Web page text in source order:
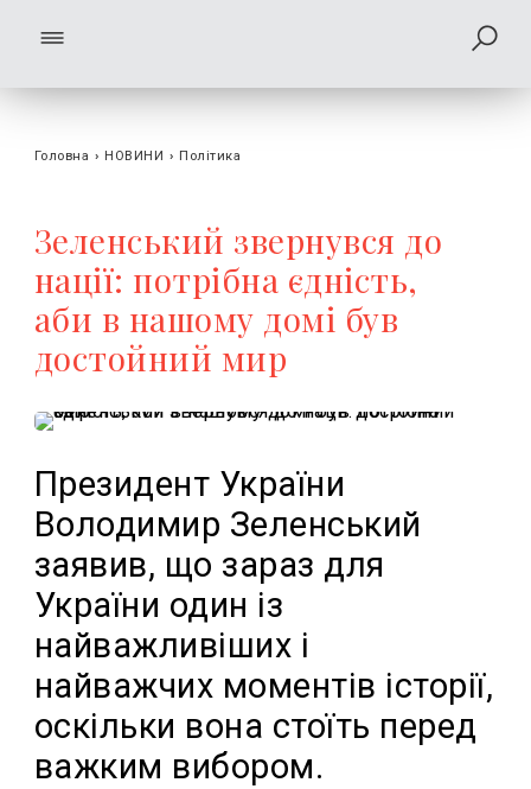
Головна › НОВИНИ › Політика
Зеленський звернувся до
нації: потрібна єдність,
аби в нашому домі був
достойний мир
Президент України
Володимир Зеленський
заявив, що зараз для
України один із
найважливіших і
найважчих моментів історії,
оскільки вона стоїть перед
важким вибором.